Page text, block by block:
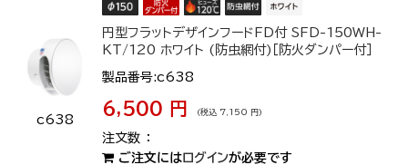
c638
円型フラットデザインフードFD付 SFD-150WH-
KT/120 ホワイト (防虫網付)［防火ダンパー付］
製品番号:c638
6,500 円 (税込 7,150 円)
ご注文にはログインが必要です